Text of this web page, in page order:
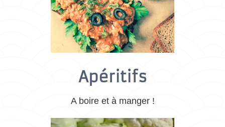
Apéritifs
A boire et à manger !